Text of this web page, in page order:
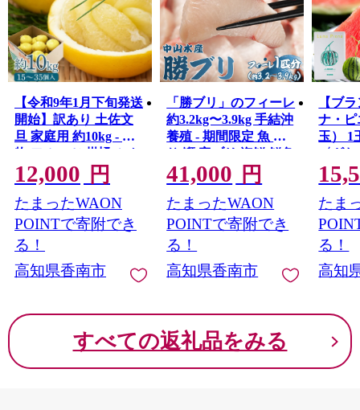
【令和9年1月下旬発送
開始】訳あり 土佐文
旦 家庭用 約10kg - 果
物 フルーツ 柑橘 ぶん
たん ブンタン 訳アリ
キズ 特産品 送料無料
高知県農業協同組合
JA くだもの ざぼん ザ
ボン ボンタン さわや
か デザート スイーツ
フレッシュ おやつ 癖
ぱい 酸味 オレンジ
瑞々しい みずみずし
い 美味しい おいしい
ご自宅用 箱入り 旬 皮
12,000 円
たまったWAON
POINTで寄附でき
る！
高知県香南市
「勝ブリ」のフィーレ
約3.2kg〜3.9kg 手結沖
養殖 - 期間限定 魚 ぶ
り 鰤 寒ブリ 海鮮 鮮魚
魚介類 切り身 海の幸
ギフト お刺身 煮物 焼
き魚 おかず 産地直送
高知県 香南市 ny-0011
41,000 円
たまったWAON
POINTで寄附でき
る！
高知県香南市
【ブ
ナ・ピ
玉） 1
〈ざ
に取
た！
たま
る！
高知
すべての返礼品をみる